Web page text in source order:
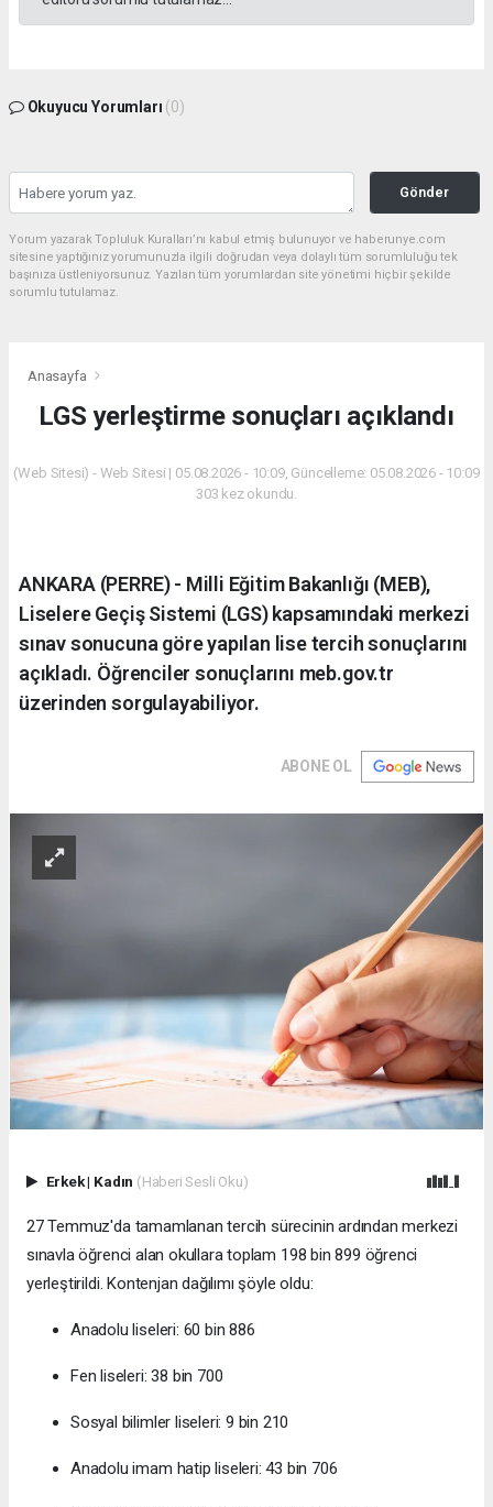
Okuyucu Yorumları (0)
Gönder
Yorum yazarak Topluluk Kuralları’nı kabul etmiş bulunuyor ve haberunye.com
sitesine yaptığınız yorumunuzla ilgili doğrudan veya dolaylı tüm sorumluluğu tek
başınıza üstleniyorsunuz. Yazılan tüm yorumlardan site yönetimi hiçbir şekilde
sorumlu tutulamaz.
Anasayfa
LGS yerleştirme sonuçları açıklandı
(Web Sitesi) - Web Sitesi | 05.08.2026 - 10:09, Güncelleme: 05.08.2026 - 10:09
303 kez okundu.
ANKARA (PERRE) - Milli Eğitim Bakanlığı (MEB),
Liselere Geçiş Sistemi (LGS) kapsamındaki merkezi
sınav sonucuna göre yapılan lise tercih sonuçlarını
açıkladı. Öğrenciler sonuçlarını meb.gov.tr
üzerinden sorgulayabiliyor.
ABONE OL
Erkek| Kadın (Haberi Sesli Oku)
27 Temmuz'da tamamlanan tercih sürecinin ardından merkezi
sınavla öğrenci alan okullara toplam 198 bin 899 öğrenci
yerleştirildi. Kontenjan dağılımı şöyle oldu:
Anadolu liseleri: 60 bin 886
Fen liseleri: 38 bin 700
Sosyal bilimler liseleri: 9 bin 210
Anadolu imam hatip liseleri: 43 bin 706